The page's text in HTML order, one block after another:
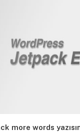
more words